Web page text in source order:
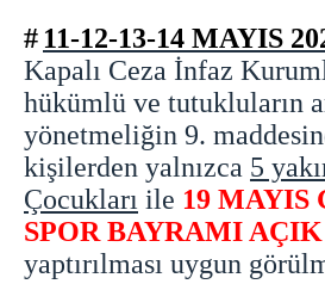
Kapalı Ceza İnfaz Kurumu İçin Görüş
Açık Ceza İnfaz Kurumu İçin Görüş Gün
Görüntülü ve Sesli Görüşme
İLETİŞİM BİLGİLERİ
KAPALI CEZAEVİ
AÇIK CEZAEVİ
ULAŞIM
# 11-12-13-14 MAYIS
Kapalı Ceza İnfaz
hükümlü ve tutukluların
yönetmeliğin 9.
kişilerden yalnızca 5
Çocukları ile 19 MAYIS
SPOR BAYRAMI
yaptırılması uygun